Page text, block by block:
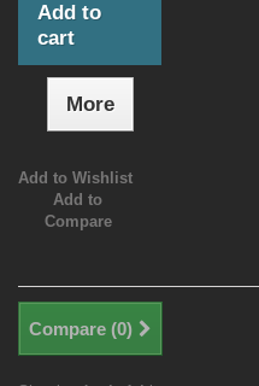
Add to
cart
More
Add to Wishlist
Add to
Compare
Compare (0)